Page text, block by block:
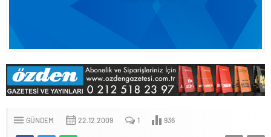
GÜNDEM 22.12.2009 1 936